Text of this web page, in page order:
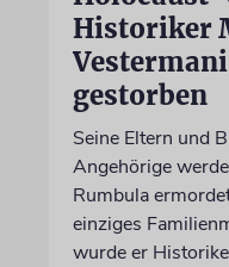
Historiker
gestorben
Seine Eltern und
Angehörige
Rumbula
einziges
wurde er